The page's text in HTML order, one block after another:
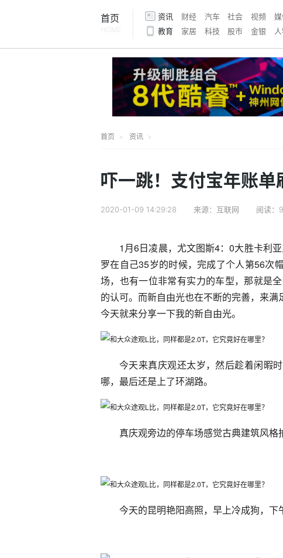
首页
HOME
资讯 财经 汽车 社会 视频
教育
家居 科技 股市 金银
首页 资讯
吓一跳！支付宝年账单
2020-01-09 14:29:28 来源：互联网 阅读：
1月6日凌晨，尤文图斯4：0大胜卡利
罗在自己35岁的时候，完成了个人第56次
场，也有一位非常有实力的车型，那就是
的认可。而新自由光也在不断的完善，来满
今天就来分享一下我的新自由光。
今天来真庆观还太岁，然后趁着闲暇
哪，最后还是上了环湖路。
真庆观旁边的停车场感觉古典建筑风格
今天的昆明艳阳高照，早上冷成狗，下